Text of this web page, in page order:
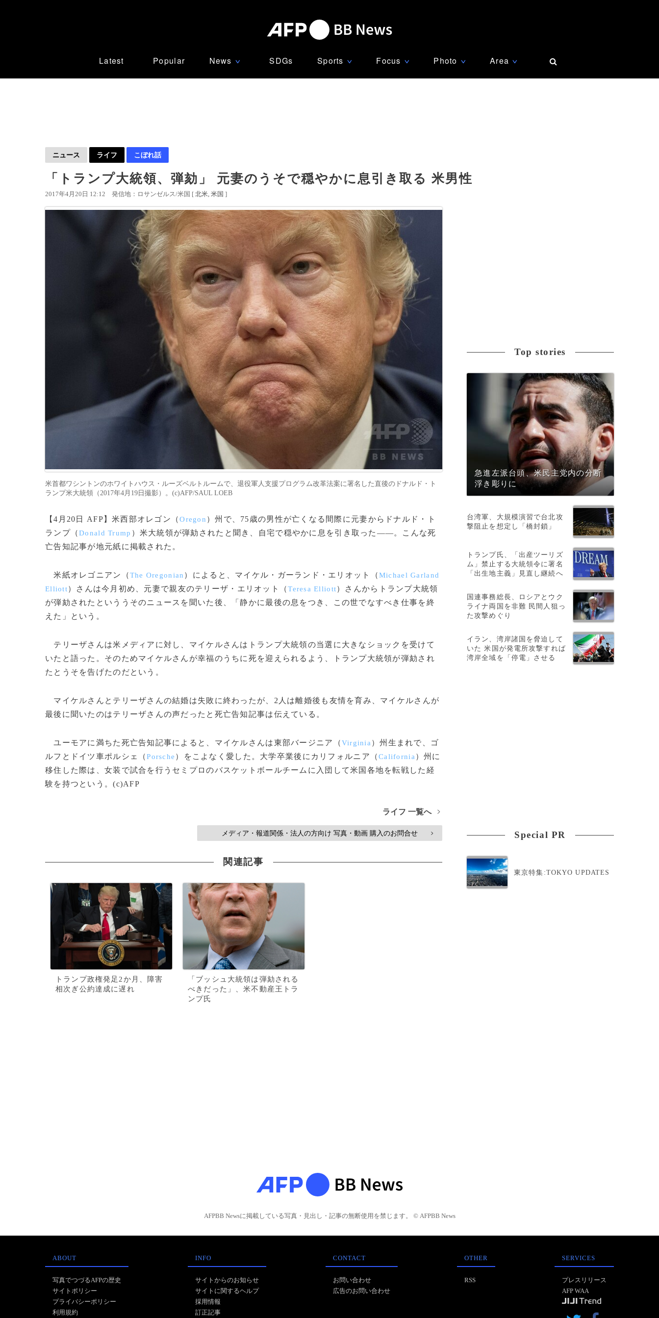
Latest Popular News ∨ SDGs Sports ∨ Focus ∨ Photo ∨ Area ∨
ニュース ライフ こぼれ話
「トランプ大統領、弾劾」 元妻のうそで穏やかに息引き取る 米男性
2017年4月20日 12:12 発信地：ロサンゼルス/米国 [ 北米 米国 ]
米首都ワシントンのホワイトハウス・ルーズベルトルームで、退役軍人支援プログラム改革法案に署名した直後のドナルド・ト
ランプ米大統領（2017年4月19日撮影）。(c)AFP/SAUL LOEB
【4月20日 AFP】米西部オレゴン（Oregon ）州で、75歳の男性が亡くなる間際に元妻からドナルド・ト
ランプ（Donald Trump ）米大統領が弾劾されたと聞き、自宅で穏やかに息を引き取った――。こんな死
亡告知記事が地元紙に掲載された。
米紙オレゴニアン（The Oregonian ）によると、マイケル・ガーランド・エリオット（Michael Garland
Elliott）さんは今月初め、元妻で親友のテリーザ・エリオット（Teresa Elliott）さんからトランプ大統領
が弾劾されたといううそのニュースを聞いた後、「静かに最後の息をつき、この世でなすべき仕事を終
えた」という。
テリーザさんは米メディアに対し、マイケルさんはトランプ大統領の当選に大きなショックを受けて
いたと語った。そのためマイケルさんが幸福のうちに死を迎えられるよう、トランプ大統領が弾劾され
たとうそを告げたのだという。
マイケルさんとテリーザさんの結婚は失敗に終わったが、2人は離婚後も友情を育み、マイケルさんが
最後に聞いたのはテリーザさんの声だったと死亡告知記事は伝えている。
ユーモアに満ちた死亡告知記事によると、マイケルさんは東部バージニア（Virginia ）州生まれで、ゴ
ルフとドイツ車ポルシェ（Porsche ）をこよなく愛した。大学卒業後にカリフォルニア（California ）州に
移住した際は、女装で試合を行うセミプロのバスケットボールチームに入団して米国各地を転戦した経
験を持つという。(c)AFP
ライフ 一覧へ >
メディア・報道関係・法人の方向け 写真・動画 購入のお問合せ >
関連記事
トランプ政権発足2か月、障害
相次ぎ公約達成に遅れ
「ブッシュ大統領は弾劾される
べきだった」、米不動産王トラ
ンプ氏
Top stories
急進左派台頭、米民主党内の分断
浮き彫りに
台湾軍、大規模演習で台北攻
撃阻止を想定し「橋封鎖」
トランプ氏、「出産ツーリズ
ム」禁止する大統領令に署名
「出生地主義」見直し継続へ
国連事務総長、ロシアとウク
ライナ両国を非難 民間人狙っ
た攻撃めぐり
イラン、湾岸諸国を脅迫して
いた 米国が発電所攻撃すれば
湾岸全域を「停電」させる
Special PR
東京特集:TOKYO UPDATES
AFPBB Newsに掲載している写真・見出し・記事の無断使用を禁じます。 © AFPBB News
ABOUT
写真でつづるAFPの歴史
サイトポリシー
プライバシーポリシー
利用規約
INFO
サイトからのお知らせ
サイトに関するヘルプ
採用情報
訂正記事
CONTACT
お問い合わせ
広告のお問い合わせ
OTHER
RSS
SERVICES
プレスリリース
AFP WAA